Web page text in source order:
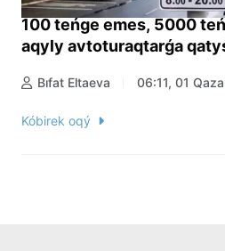
100 teńge emes, 5000
aqyly avtoturaqtarǵa
Bıfat Eltaeva 06:11, 01
Kóbirek oqý